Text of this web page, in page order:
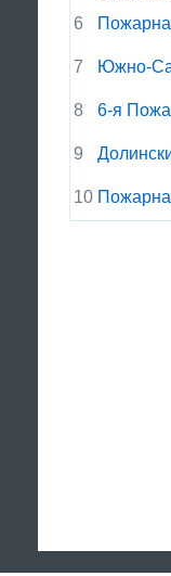
6
7 Южно-
8 6-я
9
10